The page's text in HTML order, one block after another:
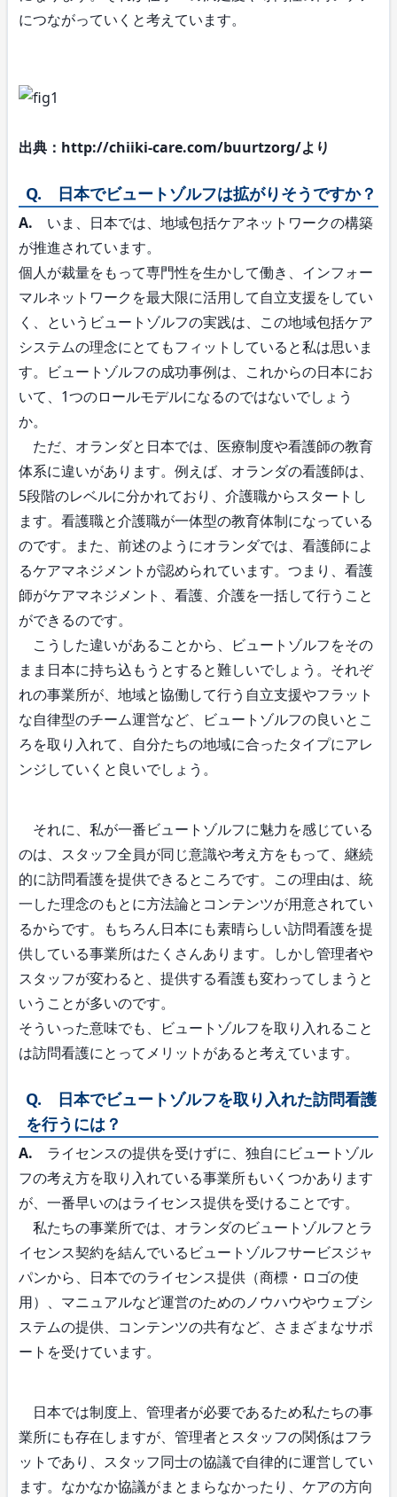
につながっていくと考えています。
出典：http://chiiki-care.com/buurtzorg/より
Q. 日本でビュートゾルフは拡がりそうですか？
A. いま、日本では、地域包括ケアネットワークの構築
が推進されています。
個人が裁量をもって専門性を生かして働き、インフォー
マルネットワークを最大限に活用して自立支援をしてい
く、というビュートゾルフの実践は、この地域包括ケア
システムの理念にとてもフィットしていると私は思いま
す。ビュートゾルフの成功事例は、これからの日本にお
いて、1つのロールモデルになるのではないでしょう
か。
ただ、オランダと日本では、医療制度や看護師の教育
体系に違いがあります。例えば、オランダの看護師は、
5段階のレベルに分かれており、介護職からスタートし
ます。看護職と介護職が一体型の教育体制になっている
のです。また、前述のようにオランダでは、看護師によ
るケアマネジメントが認められています。つまり、看護
師がケアマネジメント、看護、介護を一括して行うこと
ができるのです。
こうした違いがあることから、ビュートゾルフをその
まま日本に持ち込もうとすると難しいでしょう。それぞ
れの事業所が、地域と協働して行う自立支援やフラット
な自律型のチーム運営など、ビュートゾルフの良いとこ
ろを取り入れて、自分たちの地域に合ったタイプにアレ
ンジしていくと良いでしょう。
それに、私が一番ビュートゾルフに魅力を感じている
のは、スタッフ全員が同じ意識や考え方をもって、継続
的に訪問看護を提供できるところです。この理由は、統
一した理念のもとに方法論とコンテンツが用意されてい
るからです。もちろん日本にも素晴らしい訪問看護を提
供している事業所はたくさんあります。しかし管理者や
スタッフが変わると、提供する看護も変わってしまうと
いうことが多いのです。
そういった意味でも、ビュートゾルフを取り入れること
は訪問看護にとってメリットがあると考えています。
Q. 日本でビュートゾルフを取り入れた訪問看護
を行うには？
A. ライセンスの提供を受けずに、独自にビュートゾル
フの考え方を取り入れている事業所もいくつかあります
が、一番早いのはライセンス提供を受けることです。
私たちの事業所では、オランダのビュートゾルフとラ
イセンス契約を結んでいるビュートゾルフサービスジャ
パンから、日本でのライセンス提供（商標・ロゴの使
用）、マニュアルなど運営のためのノウハウやウェブシ
ステムの提供、コンテンツの共有など、さまざまなサポ
ートを受けています。
日本では制度上、管理者が必要であるため私たちの事
業所にも存在しますが、管理者とスタッフの関係はフラ
ットであり、スタッフ同士の協議で自律的に運営してい
ます。なかなか協議がまとまらなかったり、ケアの方向